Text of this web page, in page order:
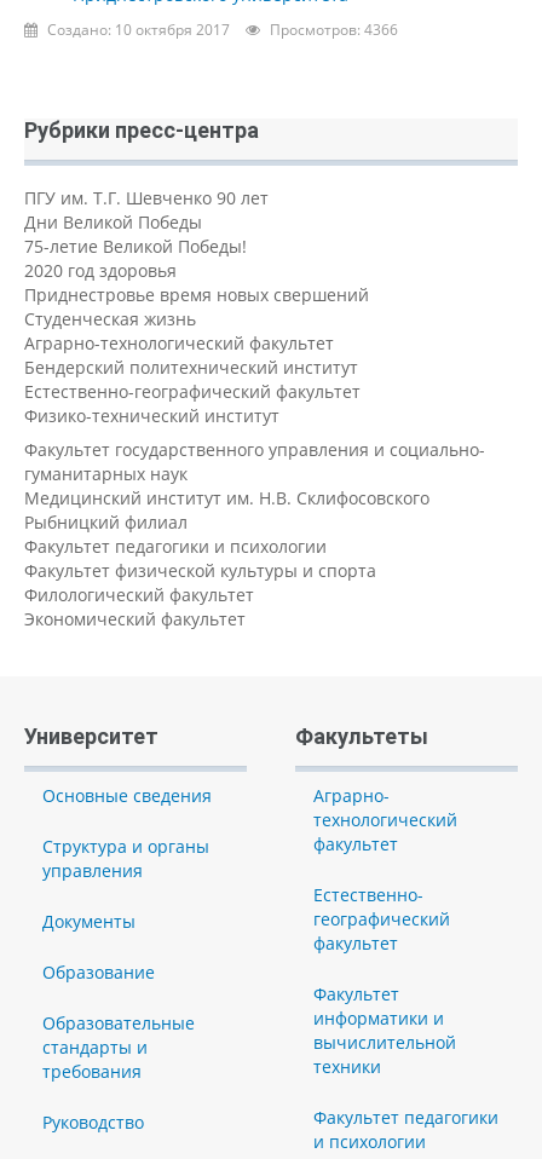
Создано: 10 октября 2017 Просмотров: 4366
Рубрики пресс-центра
ПГУ им. Т.Г. Шевченко 90 лет
Дни Великой Победы
75-летие Великой Победы!
2020 год здоровья
Приднестровье время новых свершений
Студенческая жизнь
Аграрно-технологический факультет
Бендерский политехнический институт
Естественно-географический факультет
Физико-технический институт
Факультет государственного управления и социально-
гуманитарных наук
Медицинский институт им. Н.В. Склифосовского
Рыбницкий филиал
Факультет педагогики и психологии
Факультет физической культуры и спорта
Филологический факультет
Экономический факультет
Университет
Основные сведения
Структура и органы
управления
Документы
Образование
Образовательные
стандарты и
требования
Руководство
Факультеты
Аграрно-
технологический
факультет
Естественно-
географический
факультет
Факультет
информатики и
вычислительной
техники
Факультет педагогики
и психологии